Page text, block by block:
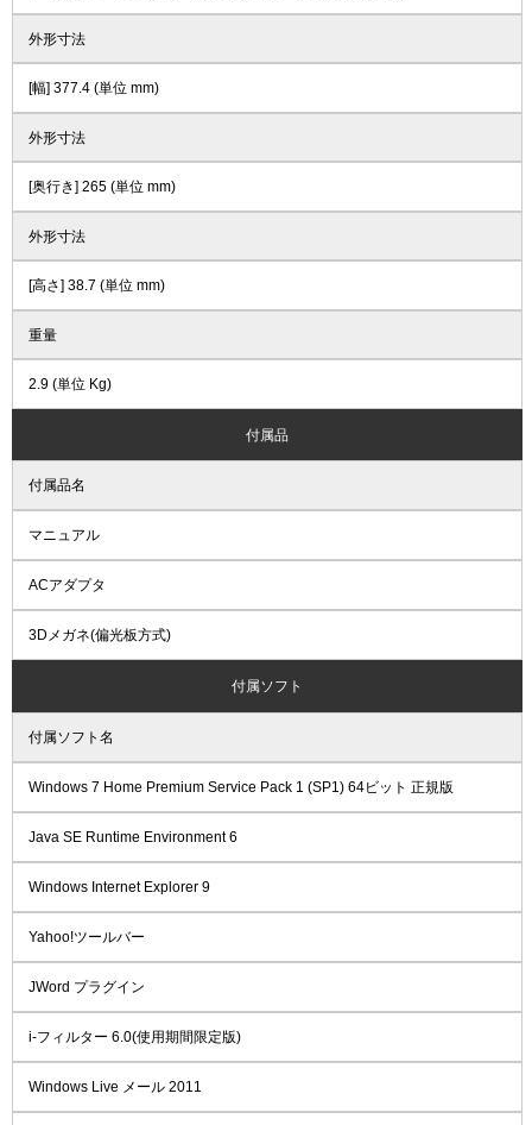
外形寸法
[幅] 377.4 (単位 mm)
外形寸法
[奥行き] 265 (単位 mm)
外形寸法
[高さ] 38.7 (単位 mm)
重量
2.9 (単位 Kg)
付属品
付属品名
マニュアル
ACアダプタ
3Dメガネ(偏光板方式)
付属ソフト
付属ソフト名
Windows 7 Home Premium Service Pack 1 (SP1) 64ビット 正規版
Java SE Runtime Environment 6
Windows Internet Explorer 9
Yahoo!ツールバー
JWord プラグイン
i-フィルター 6.0(使用期間限定版)
Windows Live メール 2011